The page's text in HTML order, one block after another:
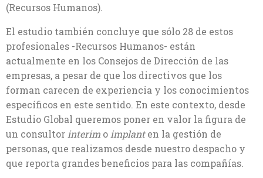
(Recursos Humanos).
El estudio también concluye que sólo 28 de estos
profesionales -Recursos Humanos- están
actualmente en los Consejos de Dirección de las
empresas, a pesar de que los directivos que los
forman carecen de experiencia y los conocimientos
específicos en este sentido. En este contexto, desde
Estudio Global queremos poner en valor la figura de
un consultor interim o implanten la gestión de
personas, que realizamos desde nuestro despacho y
que reporta grandes beneficios para las compañías.